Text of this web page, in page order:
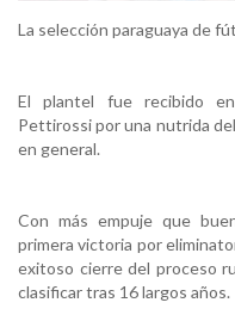
La selección paraguaya de
El plantel fue recibido
Pettirossi por una nutrida
en general.
Con más empuje que
primera victoria por
exitoso cierre del proceso
clasificar tras 16 largos años.